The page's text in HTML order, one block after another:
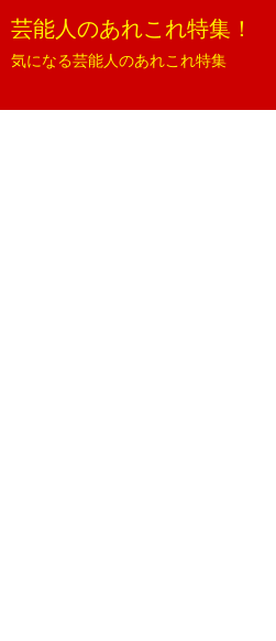
芸能人のあれこれ特集！
気になる芸能人のあれこれ特集